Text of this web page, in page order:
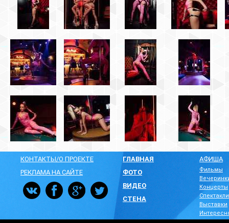
КОНТАКТЫ/О ПРОЕКТЕ
РЕКЛАМА НА САЙТЕ
ГЛАВНАЯ
ФОТО
ВИДЕО
СТЕНА
АФИША
Фильмы
Концерты
Спектакли
Выставки